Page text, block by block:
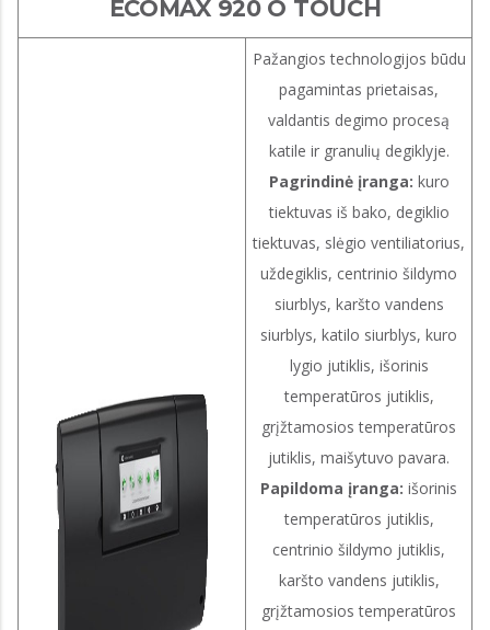
ECOMAX 920 O TOUCH
Pažangios technologijos būdu
pagamintas prietaisas,
valdantis degimo procesą
katile ir granulių degiklyje.
Pagrindinė įranga: kuro
tiektuvas iš bako, degiklio
tiektuvas, slėgio ventiliatorius,
uždegiklis, centrinio šildymo
siurblys, karšto vandens
siurblys, katilo siurblys, kuro
lygio jutiklis, išorinis
temperatūros jutiklis,
grįžtamosios temperatūros
jutiklis, maišytuvo pavara.
Papildoma įranga: išorinis
temperatūros jutiklis,
centrinio šildymo jutiklis,
karšto vandens jutiklis,
grįžtamosios temperatūros